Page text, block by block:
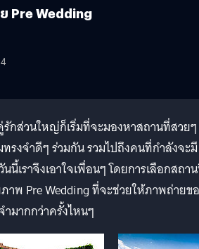
Pre Wedding
กส่วนใหญ่ก็เริ่มที่จะมองหาสถานที่สวยๆ
รงจำดีๆ ร่วมกัน รวมไปถึงคนที่กำลังจะมี
นี้เราจึงเอาใจเพื่อนๆ โดยการเลือกสถา
าพ Pre Wedding ที่จะช่วยให้ภาพถ่ายข
มากกว่าครั้งไหนๆ